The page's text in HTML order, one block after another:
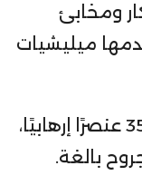
ومخابئ
ميليشيات
وأسفرت الغارات عن مقتل نحو 35 عنصرًا إرهابيًا،